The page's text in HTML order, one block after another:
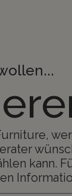
kann.